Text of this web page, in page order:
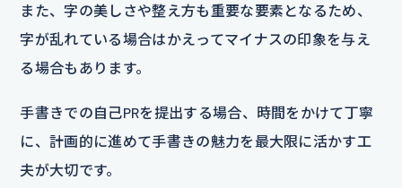
また、字の美しさや整え方も重要な要素となるため、
字が乱れている場合はかえってマイナスの印象を与え
る場合もあります。
手書きでの自己PRを提出する場合、時間をかけて丁寧
に、計画的に進めて手書きの魅力を最大限に活かす工
夫が大切です。